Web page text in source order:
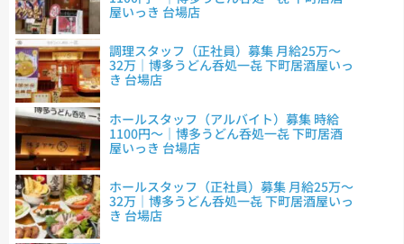
屋いっき 台場店
調理スタッフ（正社員）募集 月給25万～
32万｜博多うどん呑処一㐂 下町居酒屋いっ
き 台場店
ホールスタッフ（アルバイト）募集 時給
1100円～｜博多うどん呑処一㐂 下町居酒
屋いっき 台場店
ホールスタッフ（正社員）募集 月給25万～
32万｜博多うどん呑処一㐂 下町居酒屋いっ
き 台場店